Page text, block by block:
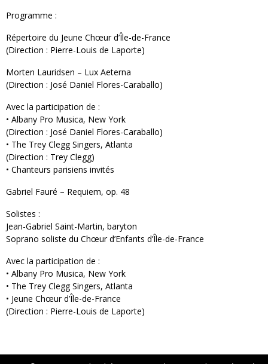
Programme :
Répertoire du Jeune Chœur d’Île-de-France
(Direction : Pierre-Louis de Laporte)
Morten Lauridsen – Lux Aeterna
(Direction : José Daniel Flores-Caraballo)
Avec la participation de :
• Albany Pro Musica, New York
(Direction : José Daniel Flores-Caraballo)
• The Trey Clegg Singers, Atlanta
(Direction : Trey Clegg)
• Chanteurs parisiens invités
Gabriel Fauré – Requiem, op. 48
Solistes :
Jean-Gabriel Saint-Martin, baryton
Soprano soliste du Chœur d’Enfants d’Île-de-France
Avec la participation de :
• Albany Pro Musica, New York
• The Trey Clegg Singers, Atlanta
• Jeune Chœur d’Île-de-France
(Direction : Pierre-Louis de Laporte)